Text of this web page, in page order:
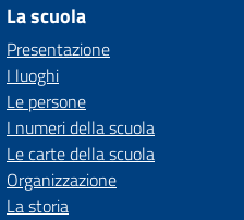
La scuola
Presentazione
I luoghi
Le persone
I numeri della scuola
Le carte della scuola
Organizzazione
La storia